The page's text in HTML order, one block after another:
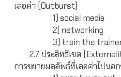
เลอค่า (Outburst)
1) social media
2) networking
3) train the
2.7 ประสิทธิเขต
การขยายผลลัพธ์ที่เลอค่าไปนอ